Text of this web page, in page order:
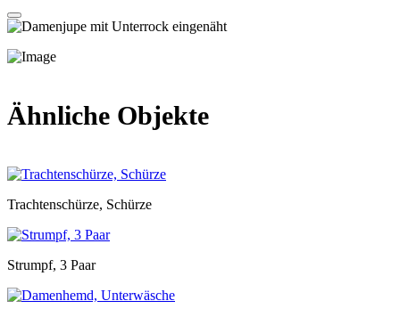
Ähnliche Objekte
Trachtenschürze, Schürze
Strumpf, 3 Paar